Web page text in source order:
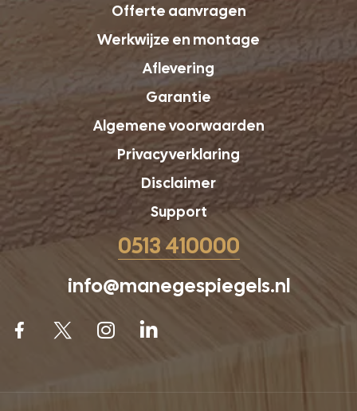
Offerte aanvragen
Werkwijze en montage
Aflevering
Garantie
Algemene voorwaarden
Privacyverklaring
Disclaimer
Support
0513 410000
info@manegespiegels.nl